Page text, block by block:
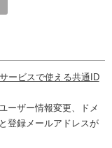
ービスで使える共通ID
ーザー情報変更、ドメ
登録メールアドレスが